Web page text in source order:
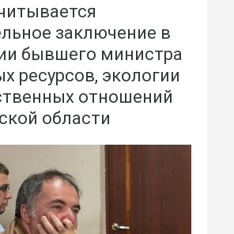
заключение в
бывшего министра
ресурсов, экологии
отношений
области